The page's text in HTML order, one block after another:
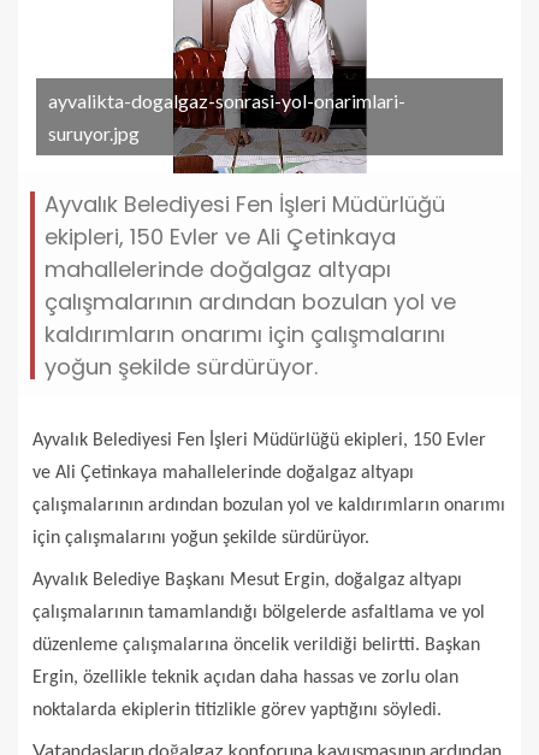
ayvalikta-dogalgaz-sonrasi-yol-onarimlari-
suruyor.jpg
Ayvalık Belediyesi Fen İşleri Müdürlüğü
ekipleri, 150 Evler ve Ali Çetinkaya
mahallelerinde doğalgaz altyapı
çalışmalarının ardından bozulan yol ve
kaldırımların onarımı için çalışmalarını
yoğun şekilde sürdürüyor.
Ayvalık Belediyesi Fen İşleri Müdürlüğü ekipleri, 150 Evler
ve Ali Çetinkaya mahallelerinde doğalgaz altyapı
çalışmalarının ardından bozulan yol ve kaldırımların onarımı
için çalışmalarını yoğun şekilde sürdürüyor.
Ayvalık Belediye Başkanı Mesut Ergin, doğalgaz altyapı
çalışmalarının tamamlandığı bölgelerde asfaltlama ve yol
düzenleme çalışmalarına öncelik verildiği belirtti. Başkan
Ergin, özellikle teknik açıdan daha hassas ve zorlu olan
noktalarda ekiplerin titizlikle görev yaptığını söyledi.
Vatandaşların doğalgaz konforuna kavuşmasının ardından